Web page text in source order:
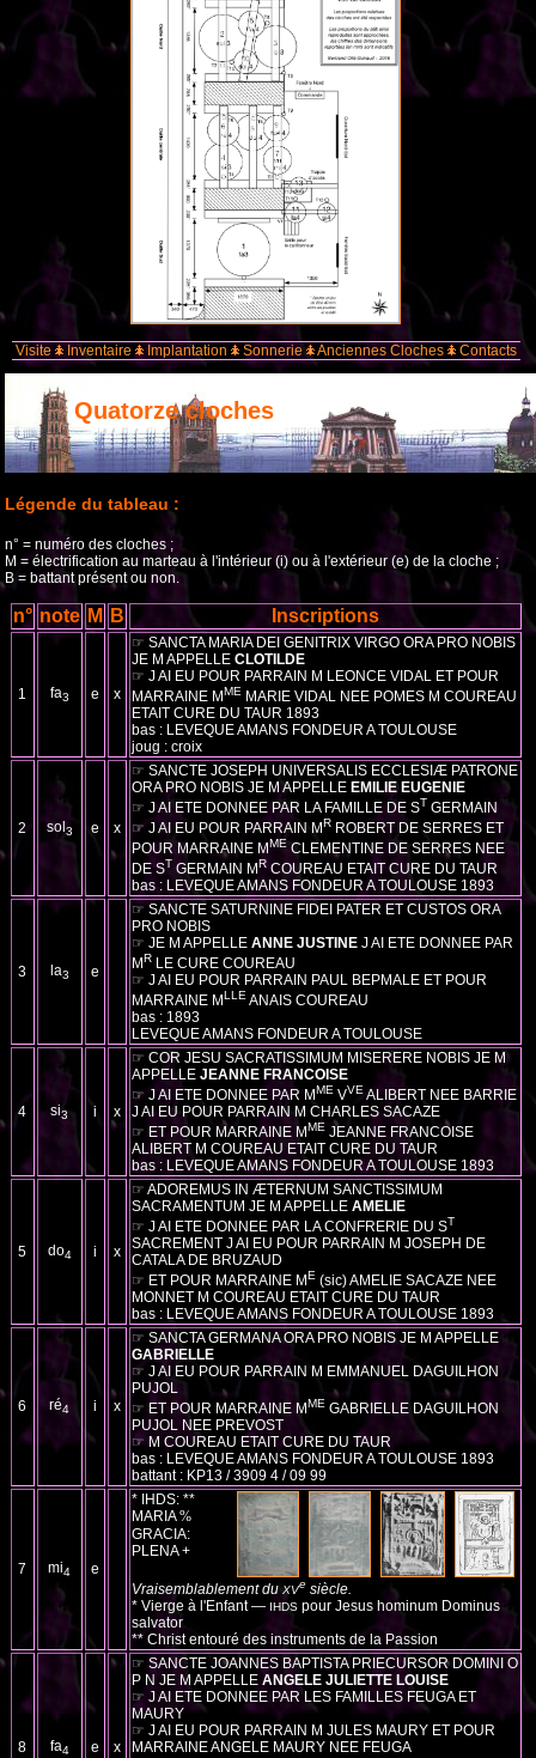
Visite Inventaire Implantation Sonnerie Anciennes Cloches Contacts
Quatorze cloches
Légende du tableau :
n° = numéro des cloches ;
M = électrification au marteau à l'intérieur (i) ou à l'extérieur (e) de la cloche ;
B = battant présent ou non.
n° note M B Inscriptions
1 fa3 e x
☞ SANCTA MARIA DEI GENITRIX VIRGO ORA PRO NOBIS
JE M APPELLE CLOTILDE
☞ J AI EU POUR PARRAIN M LEONCE VIDAL ET POUR
MARRAINE MMEMARIE VIDAL NEE POMES M COUREAU
ETAIT CURE DU TAUR 1893
bas : LEVEQUE AMANS FONDEUR A TOULOUSE
joug : croix
2 sol3 e x
☞ SANCTE JOSEPH UNIVERSALIS ECCLESIÆ PATRONE
ORA PRO NOBIS JE M APPELLE EMILIE EUGENIE
☞ J AI ETE DONNEE PAR LA FAMILLE DE ST GERMAIN
☞ J AI EU POUR PARRAIN MRROBERT DE SERRES ET
POUR MARRAINE MMECLEMENTINE DE SERRES NEE
DE ST GERMAIN MRCOUREAU ETAIT CURE DU TAUR
bas : LEVEQUE AMANS FONDEUR A TOULOUSE 1893
3 la3 e
☞ SANCTE SATURNINE FIDEI PATER ET CUSTOS ORA
PRO NOBIS
☞ JE M APPELLE ANNE JUSTINEJ AI ETE DONNEE PAR
MRLE CURE COUREAU
☞ J AI EU POUR PARRAIN PAUL BEPMALE ET POUR
MARRAINE MLLEANAIS COUREAU
bas : 1893
LEVEQUE AMANS FONDEUR A TOULOUSE
4 si3 i x
☞ COR JESU SACRATISSIMUM MISERERE NOBIS JE M
APPELLE JEANNE FRANCOISE
☞ J AI ETE DONNEE PAR MMEVVEALIBERT NEE BARRIE
J AI EU POUR PARRAIN M CHARLES SACAZE
☞ ET POUR MARRAINE MMEJEANNE FRANCOISE
ALIBERT M COUREAU ETAIT CURE DU TAUR
bas : LEVEQUE AMANS FONDEUR A TOULOUSE 1893
5 do4 i x
☞ ADOREMUS IN ÆTERNUM SANCTISSIMUM
SACRAMENTUM JE M APPELLE AMELIE
☞ J AI ETE DONNEE PAR LA CONFRERIE DU ST
SACREMENT J AI EU POUR PARRAIN M JOSEPH DE
CATALA DE BRUZAUD
☞ ET POUR MARRAINE ME(sic) AMELIE SACAZE NEE
MONNET M COUREAU ETAIT CURE DU TAUR
bas : LEVEQUE AMANS FONDEUR A TOULOUSE 1893
6 ré4 i x
☞ SANCTA GERMANA ORA PRO NOBIS JE M APPELLE
GABRIELLE
☞ J AI EU POUR PARRAIN M EMMANUEL DAGUILHON
PUJOL
☞ ET POUR MARRAINE MMEGABRIELLE DAGUILHON
PUJOL NEE PREVOST
☞ M COUREAU ETAIT CURE DU TAUR
bas : LEVEQUE AMANS FONDEUR A TOULOUSE 1893
battant : KP13 / 3909 4 / 09 99
7 mi4 e
* IHDS: **
MARIA%
GRACIA:
PLENA +
Vraisemblablement duXVesiècle.
* Vierge à l'Enfant — IHDSpour Jesus hominum Dominus
salvator
** Christ entouré des instruments de la Passion
8 fa4 e x
☞ SANCTE JOANNES BAPTISTA PRIECURSOR DOMINI O
P N JE M APPELLE ANGELE JULIETTE LOUISE
☞ J AI ETE DONNEE PAR LES FAMILLES FEUGA ET
MAURY
☞ J AI EU POUR PARRAIN M JULES MAURY ET POUR
MARRAINE ANGELE MAURY NEE FEUGA